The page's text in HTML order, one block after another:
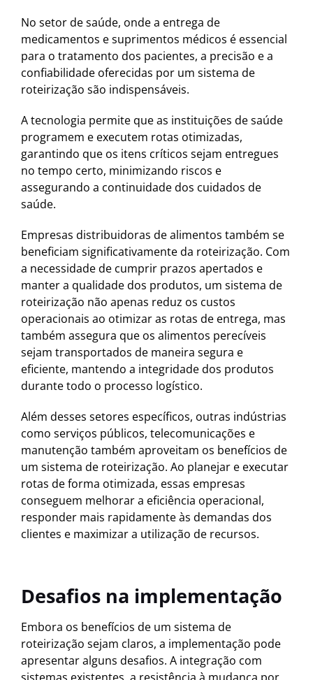
No setor de saúde, onde a entrega de
medicamentos e suprimentos médicos é essencial
para o tratamento dos pacientes, a precisão e a
confiabilidade oferecidas por um sistema de
roteirização são indispensáveis.
A tecnologia permite que as instituições de saúde
programem e executem rotas otimizadas,
garantindo que os itens críticos sejam entregues
no tempo certo, minimizando riscos e
assegurando a continuidade dos cuidados de
saúde.
Empresas distribuidoras de alimentos também se
beneficiam significativamente da roteirização. Com
a necessidade de cumprir prazos apertados e
manter a qualidade dos produtos, um sistema de
roteirização não apenas reduz os custos
operacionais ao otimizar as rotas de entrega, mas
também assegura que os alimentos perecíveis
sejam transportados de maneira segura e
eficiente, mantendo a integridade dos produtos
durante todo o processo logístico.
Além desses setores específicos, outras indústrias
como serviços públicos, telecomunicações e
manutenção também aproveitam os benefícios de
um sistema de roteirização. Ao planejar e executar
rotas de forma otimizada, essas empresas
conseguem melhorar a eficiência operacional,
responder mais rapidamente às demandas dos
clientes e maximizar a utilização de recursos.
Desafios na implementação
Embora os benefícios de um sistema de
roteirização sejam claros, a implementação pode
apresentar alguns desafios. A integração com
sistemas existentes, a resistência à mudança por